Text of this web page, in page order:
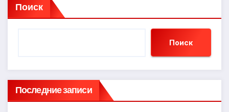
Поиск
Поиск
Последние записи